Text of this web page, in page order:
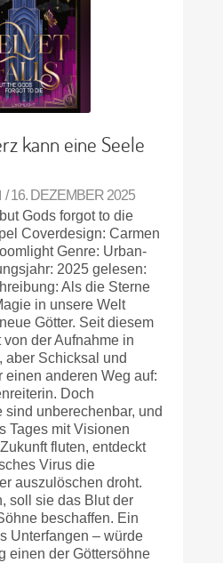
kann eine Seele
/ 16. DEZEMBER 2025
Gods forgot to die
Coverdesign: Carmen
Genre: Urban-
2025 gelesen:
Als die Sterne
in unsere Welt
Götter. Seit diesem
von der Aufnahme in
aber Schicksal und
einen anderen Weg auf:
Doch
sind unberechenbar, und
Tages mit Visionen
fluten, entdeckt
Virus die
auszulöschen droht.
soll sie das Blut der
beschaffen. Ein
Unterfangen – würde
einen der Göttersöhne